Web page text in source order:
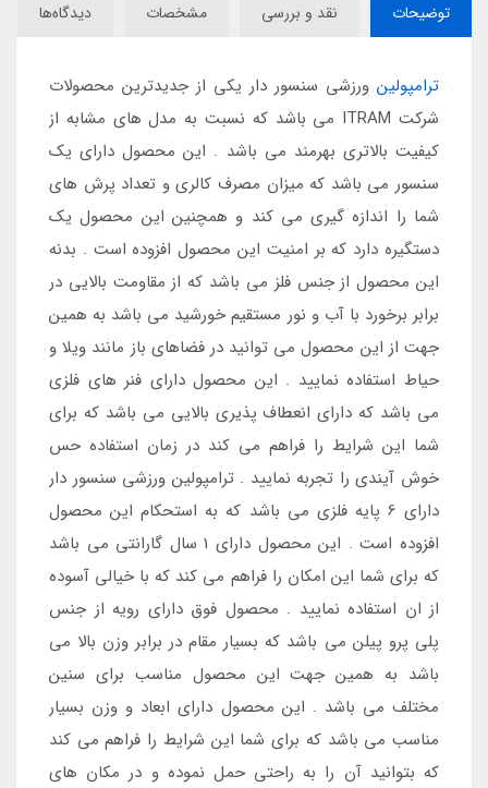
توضیحات نقد و بررسی مشخصات دیدگاه‌ها
ترامپولین ورزشی سنسور دار یکی از جدیدترین محصولات
شرکت ITRAM می باشد که نسبت به مدل های مشابه از
کیفیت بالاتری بهرمند می باشد . این محصول دارای یک
سنسور می باشد که میزان مصرف کالری و تعداد پرش های
شما را اندازه گیری می کند و همچنین این محصول یک
دستگیره دارد که بر امنیت این محصول افزوده است . بدنه
این محصول از جنس فلز می باشد که از مقاومت بالایی در
برابر برخورد با آب و نور مستقیم خورشید می باشد به همین
جهت از این محصول می توانید در فضاهای باز مانند ویلا و
حیاط استفاده نمایید . این محصول دارای فنر های فلزی
می باشد که دارای انعطاف پذیری بالایی می باشد که برای
شما این شرایط را فراهم می کند در زمان استفاده حس
خوش آیندی را تجربه نمایید . ترامپولین ورزشی سنسور دار
دارای 6 پایه فلزی می باشد که به استحکام این محصول
افزوده است . این محصول دارای 1 سال گارانتی می باشد
که برای شما این امکان را فراهم می کند که با خیالی آسوده
از ان استفاده نمایید . محصول فوق دارای رویه از جنس
پلی پرو پیلن می باشد که بسیار مقام در برابر وزن بالا می
باشد به همین جهت این محصول مناسب برای سنین
مختلف می باشد . این محصول دارای ابعاد و وزن بسیار
مناسب می باشد که برای شما این شرایط را فراهم می کند
که بتوانید آن را به راحتی حمل نموده و در مکان های